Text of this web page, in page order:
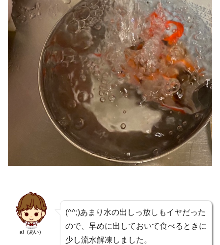
ai（あい）
(^^;)あまり水の出しっ放しもイヤだった
ので、早めに出しておいて食べるときに
少し流水解凍しました。